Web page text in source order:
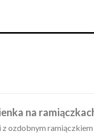
na
z ozdobnym